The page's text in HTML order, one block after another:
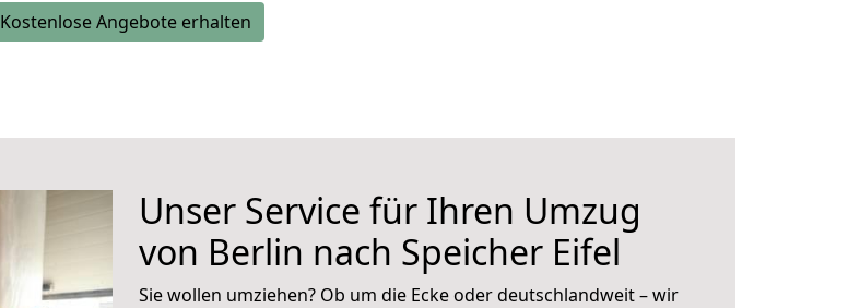
Kostenlose Angebote erhalten
Unser Service für Ihren Umzug
von Berlin nach Speicher Eifel
Sie wollen umziehen? Ob um die Ecke oder deutschlandweit – wir